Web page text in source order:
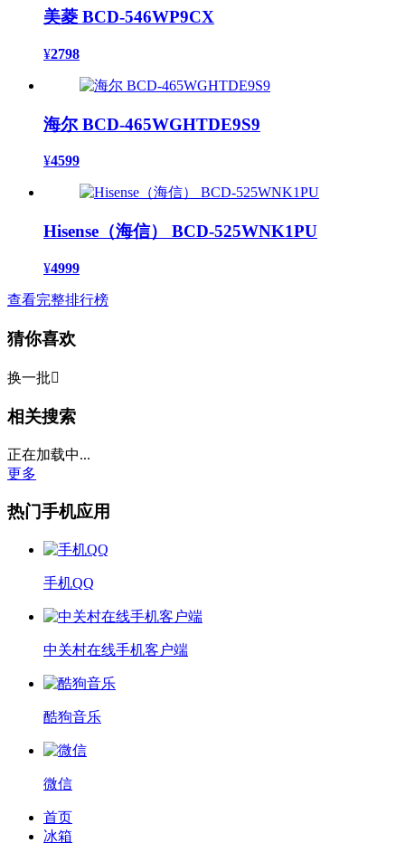
美菱 BCD-546WP9CX
¥2798
海尔 BCD-465WGHTDE9S9
¥4599
Hisense（海信） BCD-525WNK1PU
¥4999
查看完整排行榜
猜你喜欢
换一批
相关搜索
正在加载中...
更多
热门手机应用
手机QQ
中关村在线手机客户端
酷狗音乐
微信
首页
冰箱